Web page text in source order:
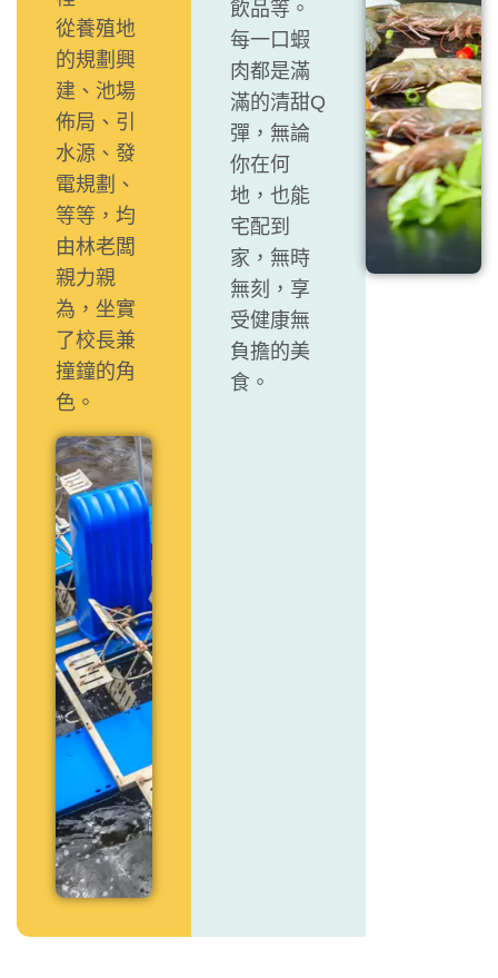
從養殖地
的規劃興
建、池場
佈局、引
水源、發
電規劃、
等等，均
由林老闆
親力親
為，坐實
了校長兼
撞鐘的角
色。
飲品等。
每一口蝦
肉都是滿
滿的清甜Q
彈，無論
你在何
地，也能
宅配到
家，無時
無刻，享
受健康無
負擔的美
食。